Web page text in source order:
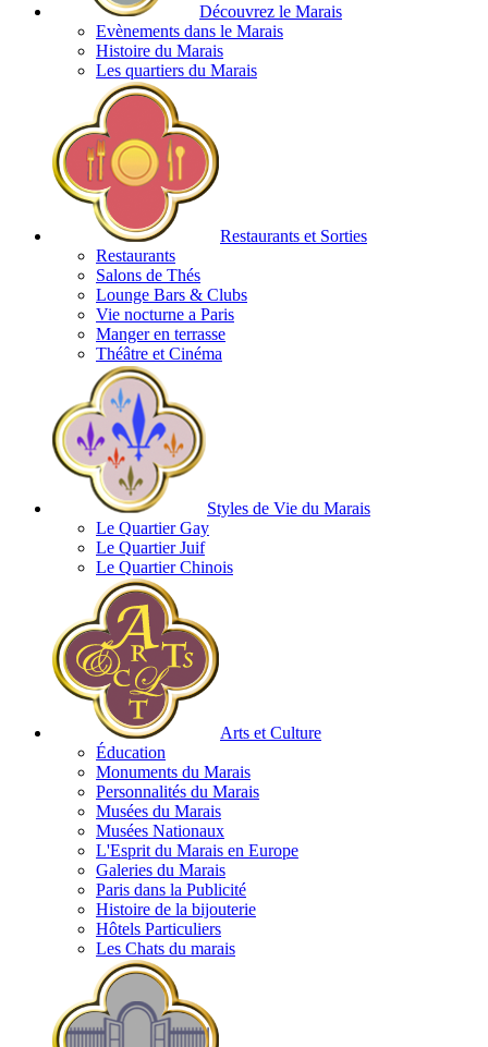
Découvrez le Marais
Evènements dans le Marais
Histoire du Marais
Les quartiers du Marais
Restaurants et Sorties
Restaurants
Salons de Thés
Lounge Bars & Clubs
Vie nocturne a Paris
Manger en terrasse
Théâtre et Cinéma
Styles de Vie du Marais
Le Quartier Gay
Le Quartier Juif
Le Quartier Chinois
Arts et Culture
Éducation
Monuments du Marais
Personnalités du Marais
Musées du Marais
Musées Nationaux
L'Esprit du Marais en Europe
Galeries du Marais
Paris dans la Publicité
Histoire de la bijouterie
Hôtels Particuliers
Les Chats du marais